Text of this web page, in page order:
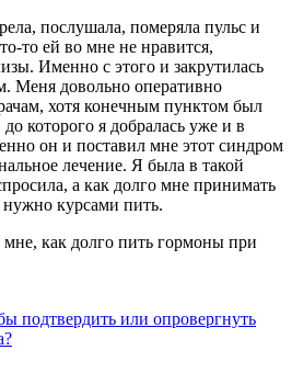
послушала, померяла пульс и
то ей во мне не нравится,
Именно с этого и закрутилась
Меня довольно оперативно
хотя конечным пунктом был
которого я добралась уже и в
он и поставил мне этот синдром
лечение. Я была в такой
а как долго мне принимать
курсами пить.
как долго пить гормоны при
подтвердить или опровергнуть